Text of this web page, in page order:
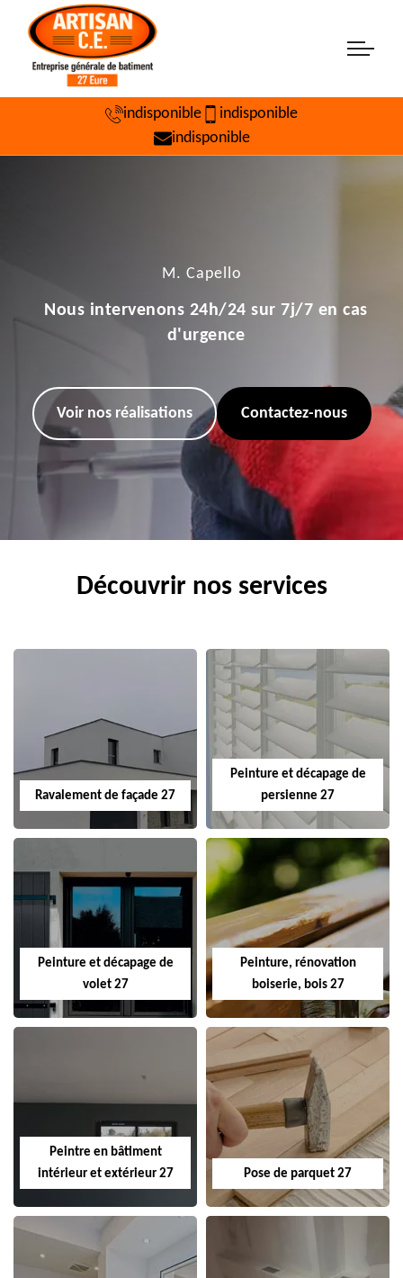
indisponible
indisponible
indisponible
M. Capello
Nous intervenons 24h/24 sur 7j/7 en cas
d'urgence
Voir nos réalisations Contactez-nous
Découvrir nos services
Ravalement de façade 27
Peinture et décapage de
persienne 27
Peinture et décapage de
volet 27
Peinture, rénovation
boiserie, bois 27
Peintre en bâtiment
intérieur et extérieur 27
Pose de parquet 27